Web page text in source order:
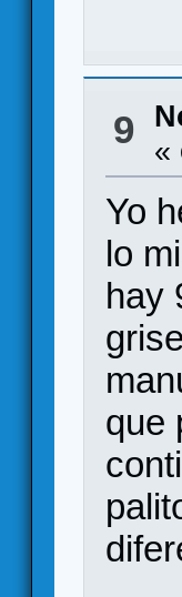
9
«
Yo
lo
hay
que